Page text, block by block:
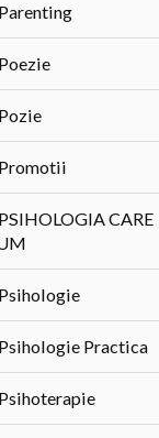
Parenting
Poezie
Pozie
Promotii
PSIHOLOGIA
Psihologie
Psihologie Practica
Psihoterapie